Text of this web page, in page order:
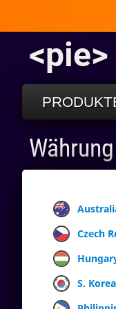
<pie>
Währung
Czech
S.